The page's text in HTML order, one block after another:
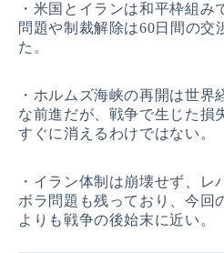
・米国とイランは和平枠組み
問題や制裁解除は60日間の交
た。
・ホルムズ海峡の再開は世界
な前進だが、戦争で生じた損
すぐに消えるわけではない。
・イラン体制は崩壊せず、レ
ボラ問題も残っており、今回
よりも戦争の後始末に近い。